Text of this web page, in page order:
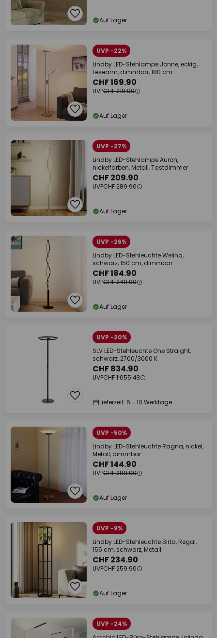
Auf Lager
UVP -22%
Lindby LED-Stehlampe Jonne, eckig,
Lesearm, dimmbar, 180 cm
CHF 169.90
UVPCHF 219.90
Auf Lager
UVP -27%
Lindby LED-Stehlampe Auron,
nickelfarben, Metall, Tastdimmer
CHF 209.90
UVPCHF 289.90
Auf Lager
UVP -26%
Lindby LED-Stehleuchte Welina,
schwarz, 150 cm, dimmbar
CHF 184.90
UVPCHF 249.90
Auf Lager
UVP -20%
SLV LED-Stehleuchte One Straight,
schwarz, 2700/3000 K
CHF 834.90
UVPCHF 1’055.43
Lieferzeit: 6 - 10 Werktage
UVP -50%
Lindby LED-Stehleuchte Ragna, nickel,
Metall, dimmbar
CHF 144.90
UVPCHF 289.90
Auf Lager
UVP -9%
Lindby LED-Stehleuchte Birta, Regal,
155 cm, schwarz, Metall
CHF 234.90
UVPCHF 259.90
Auf Lager
UVP -24%